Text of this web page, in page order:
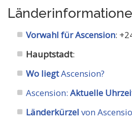
Vorwahl für Ascension:
Hauptstadt:
Wo liegtAscension?
Ascension:Aktuelle
Länderkürzel von